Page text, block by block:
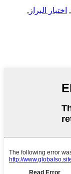
, اختبار البراز ,